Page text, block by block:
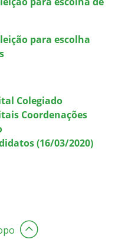
para escolha
Colegiado
Coordenações
(16/03/2020)